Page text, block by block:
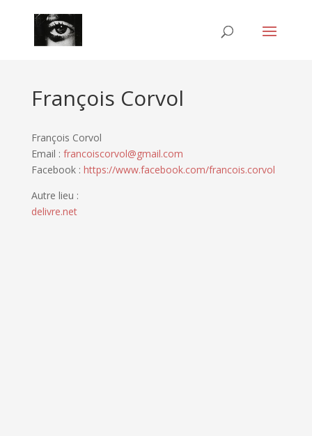
François Corvol
François Corvol
Email : francoiscorvol@gmail.com
Facebook : https://www.facebook.com/francois.corvol
Autre lieu :
delivre.net